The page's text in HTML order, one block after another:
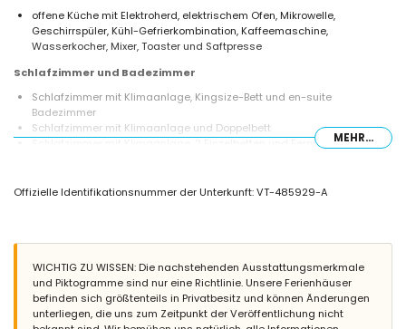
offene Küche mit Elektroherd, elektrischem Ofen, Mikrowelle,
Geschirrspüler, Kühl-Gefrierkombination, Kaffeemaschine,
Wasserkocher, Mixer, Toaster und Saftpresse
Schlafzimmer und Badezimmer
Schlafzimmer mit Klimaanlage, Kingsize-Bett und en-suite
Badezimmer
Schlafzimmer mit Klimaanlage und Doppelbett
Schlafzimmer mit Klimaanlage, 2 Einzelbetten und Fernseher
Außenbereich der Villa
3 Terrassen, davon 1 überdacht
Grill
Außendusche
Sitzbereich im Freien und Essbereich im Freien
MEHR...
Offizielle Identifikationsnummer der Unterkunft: VT-485929-A
WICHTIG ZU WISSEN: Die nachstehenden Ausstattungsmerkmale
und Piktogramme sind nur eine Richtlinie. Unsere Ferienhäuser
befinden sich größtenteils in Privatbesitz und können Änderungen
unterliegen, die uns zum Zeitpunkt der Veröffentlichung nicht